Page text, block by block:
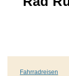
Fahrradreisen